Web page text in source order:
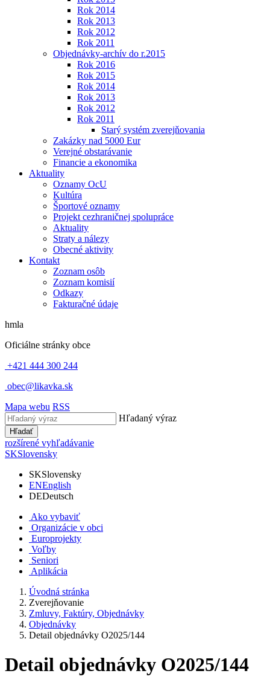
Rok 2014
Rok 2013
Rok 2012
Rok 2011
Objednávky-archív do r.2015
Rok 2016
Rok 2015
Rok 2014
Rok 2013
Rok 2012
Rok 2011
Starý systém zverejňovania
Zakázky nad 5000 Eur
Verejné obstarávanie
Financie a ekonomika
Aktuality
Oznamy OcU
Kultúra
Športové oznamy
Projekt cezhraničnej spolupráce
Aktuality
Straty a nálezy
Obecné aktivity
Kontakt
Zoznam osôb
Zoznam komisií
Odkazy
Fakturačné údaje
hmla
Oficiálne stránky obce
+421 444 300 244
obec@likavka.sk
Mapa webu RSS
Hľadaný výraz
Hľadať
rozšírené vyhľadávanie
SKSlovensky
SKSlovensky
ENEnglish
DEDeutsch
Ako vybaviť
Organizácie v obci
Europrojekty
Voľby
Seniori
Aplikácia
Úvodná stránka
Zverejňovanie
Zmluvy, Faktúry, Objednávky
Objednávky
Detail objednávky O2025/144
Detail objednávky O2025/144